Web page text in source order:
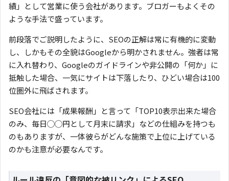
績」として営業に使う会社があります。ブロガーもよくその
ような手法で盛っています。
前段落でご説明したように、SEOの正解は常に有機的に変動
し、しかもその全貌はGoogleから明かされません。強者は常
に入れ替わり、Googleのガイドラインや非公開の「何か」に
抵触した場合、一気にサイトは下落したり、ひどい場合は100
位圏外に飛ばされます。
SEO会社には「成果報酬」と言って「TOP10表示出来た場合
のみ、毎日◯◯円として月末に請求」などの仕組みを持つも
のもありますが、一体彼らがどんな施策で上位に上げている
のかも注意が必要なんです。